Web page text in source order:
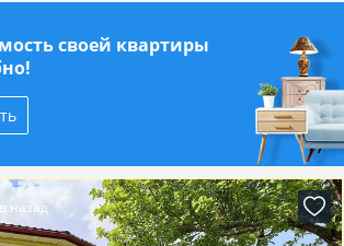
своей квартиры
назад